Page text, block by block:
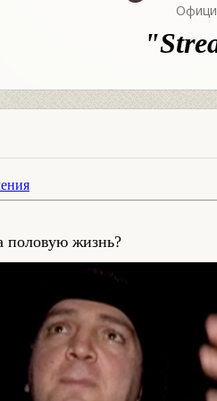
половую жизнь?